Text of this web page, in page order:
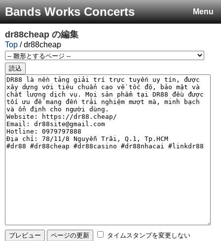
Menu
Bands Works Concerts
dr88cheap の編集
Top / dr88cheap
タイムスタンプを変更しない